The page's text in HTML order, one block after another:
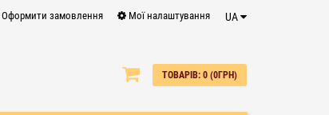
Оформити замовлення Мої налаштування UA
ТОВАРІВ: 0 (0ГРН)